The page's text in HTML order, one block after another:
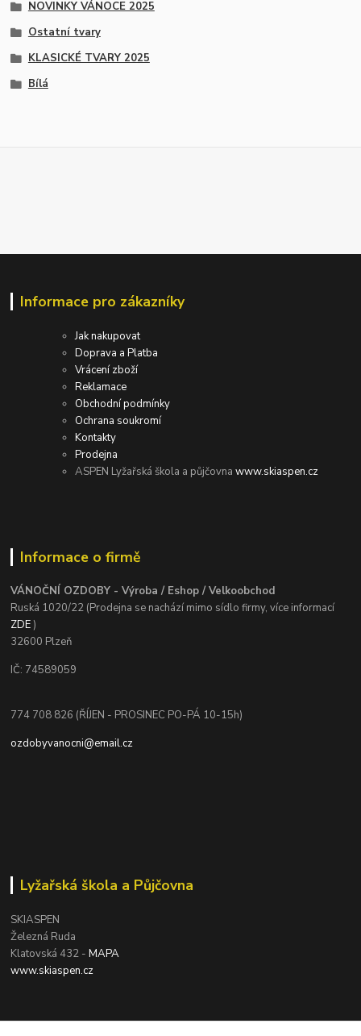
NOVINKY VÁNOCE 2025
Ostatní tvary
KLASICKÉ TVARY 2025
Bílá
Informace pro zákazníky
Jak nakupovat
Doprava a Platba
Vrácení zboží
Reklamace
Obchodní podmínky
Ochrana soukromí
Kontakty
Prodejna
ASPEN Lyžařská škola a půjčovnawww.skiaspen.cz
Informace o firmě
VÁNOČNÍ OZDOBY - Výroba / Eshop / Velkoobchod
Ruská 1020/22 (Prodejna se nachází mimo sídlo firmy, více informací
ZDE)
32600 Plzeň
IČ: 74589059
774 708 826 (ŘÍJEN - PROSINEC PO-PÁ 10-15h)
ozdobyvanocni@email.cz
Lyžařská škola a Půjčovna
SKIASPEN
Železná Ruda
Klatovská 432 -MAPA
www.skiaspen.cz